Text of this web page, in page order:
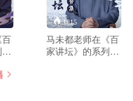
大
1815
马未都老师在《百
家讲坛》的系列节